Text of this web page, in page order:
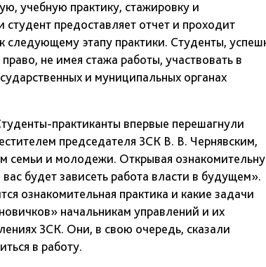
учебную практику, стажировку и
предоставляет отчет и проходит
следующему этапу практики. Студенты,
не имея стажа работы, участвовать в
и муниципальных органах
практиканты впервые перешагнули
председателя ЗСК В. В. Чернявским,
семьи и молодежи. Открывая
будет зависеть работа власти в будущем».
ознакомительная практика и какие задачи
начальникам управлений и их
ЗСК. Они, в свою очередь, сказали
в работу.